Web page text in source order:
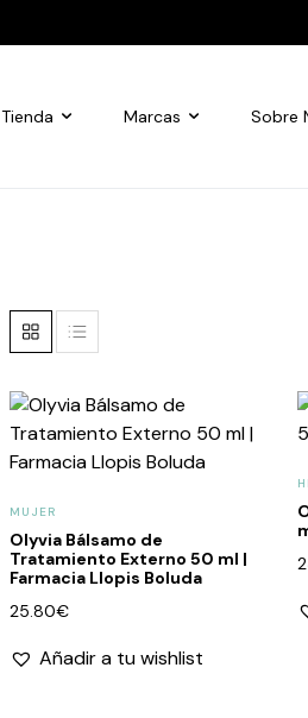
Tienda Marcas Sobre
MUJER
Olyvia Bálsamo de
Tratamiento Externo 50 ml |
Farmacia Llopis Boluda
25.80€
Añadir a tu wishlist